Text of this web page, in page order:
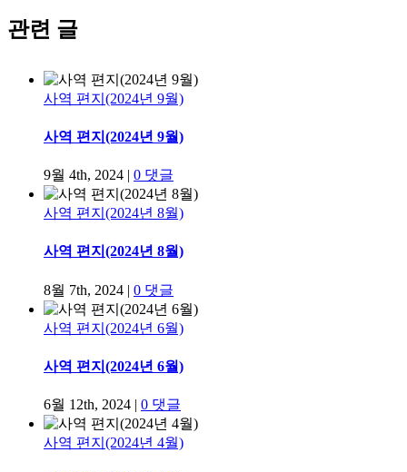
관련 글
사역 편지(2024년 9월)
사역 편지(2024년 9월)
9월 4th, 2024 | 0 댓글
사역 편지(2024년 8월)
사역 편지(2024년 8월)
8월 7th, 2024 | 0 댓글
사역 편지(2024년 6월)
사역 편지(2024년 6월)
6월 12th, 2024 | 0 댓글
사역 편지(2024년 4월)